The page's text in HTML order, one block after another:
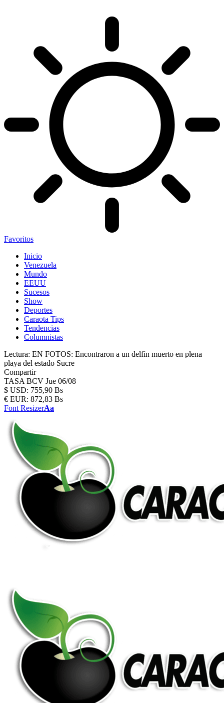
Favoritos
Inicio
Venezuela
Mundo
EEUU
Sucesos
Show
Deportes
Caraota Tips
Tendencias
Columnistas
Lectura: EN FOTOS: Encontraron a un delfín muerto en plena
playa del estado Sucre
Compartir
TASA BCV Jue 06/08
$ USD: 755,90 Bs
€ EUR: 872,83 Bs
Font ResizerAa